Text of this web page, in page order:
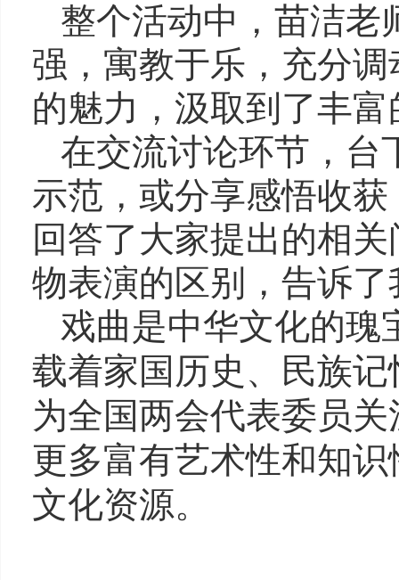
整个活动中，苗洁老
强，寓教于乐，充分
的魅力，汲取到了丰
在交流讨论环节，台
示范，或分享感悟收
回答了大家提出的相
物表演的区别，告诉
戏曲是中华文化的瑰
载着家国历史、民族
为全国两会代表委员
更多富有艺术性和知
文化资源。